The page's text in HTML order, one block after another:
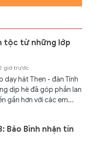
tộc từ những lớp
giờ trước
dạy hát Then - đàn Tính
dịp hè đã góp phần lan
gần hơn với các em...
Bảo Bình nhận tín